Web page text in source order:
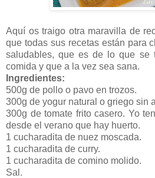
Aquí os traigo otra maravilla de
que todas sus recetas están para
saludables, que es de lo que se
comida y que a la vez sea sana.
Ingredientes:
500g de pollo o pavo en trozos.
300g de yogur natural o griego sin
300g de tomate frito casero. Yo
desde el verano que hay huerto.
1 cucharadita de nuez moscada.
1 cucharadita de curry.
1 cucharadita de comino molido.
Sal.